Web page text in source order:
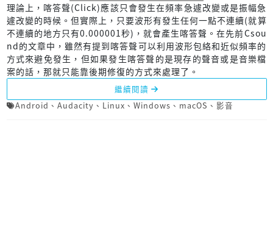
理論上，喀答聲(Click)應該只會發生在頻率急遽改變或是振幅急
遽改變的時候。但實際上，只要波形有發生任何一點不連續(就算
不連續的地方只有0.000001秒)，就會產生喀答聲。在先前Csou
nd的文章中，雖然有提到喀答聲可以利用波形包絡和近似頻率的
方式來避免發生，但如果發生喀答聲的是現存的聲音或是音樂檔
案的話，那就只能靠後期修復的方式來處理了。
繼續閱讀
Android 、 Audacity 、 Linux 、 Windows 、 macOS 、 影音